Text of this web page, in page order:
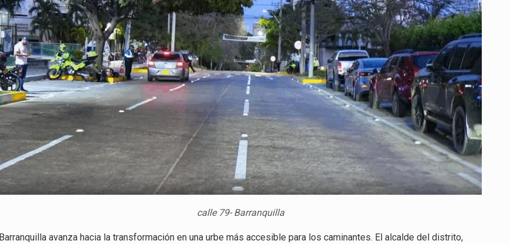
SEGMENTO
DE
LA
VÍA
79
calle 79- Barranquilla
Barranquilla avanza hacia la transformación en una urbe más accesible para los caminantes. El alcalde del distrito,